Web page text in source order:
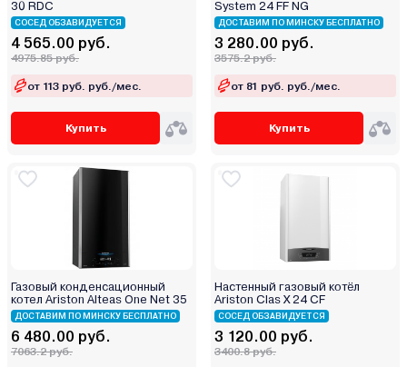
Thermex
TIS
VGR
Viadrus
Viessmann
Warmtech
Zenet
Zerten
Zota
Атем-Франк
30 RDC
СОСЕД ОБЗАВИДУЕТСЯ
4 565.00 руб.
4975.85 руб.
от 113 руб. руб./мес.
Купить
System 24 FF NG
ДОСТАВИМ ПО МИНСКУ БЕСПЛАТНО
3 280.00 руб.
3575.2 руб.
от 81 руб. руб./мес.
Купить
Газовый конденсационный
котел Ariston Alteas One Net 35
ДОСТАВИМ ПО МИНСКУ БЕСПЛАТНО
6 480.00 руб.
7063.2 руб.
Настенный газовый котёл
Ariston Clas X 24 CF
СОСЕД ОБЗАВИДУЕТСЯ
3 120.00 руб.
3400.8 руб.